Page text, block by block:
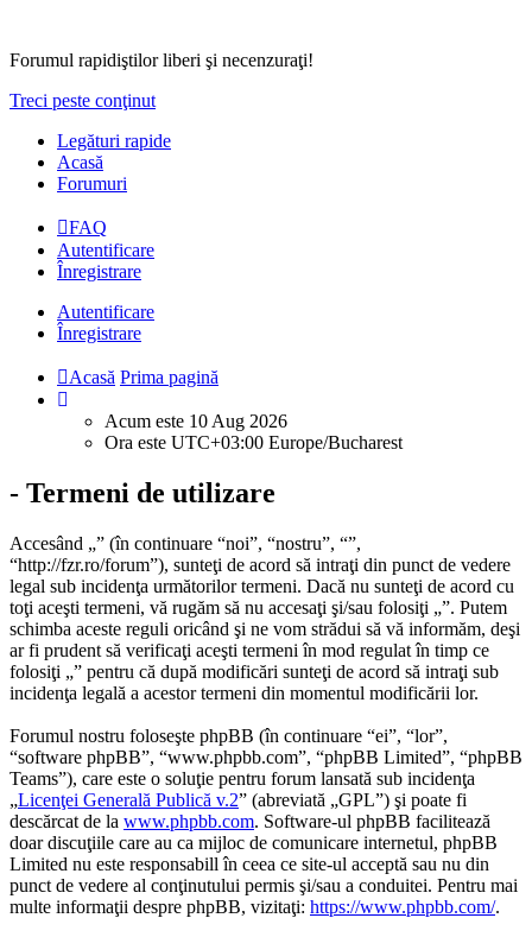
Forumul rapidiştilor liberi şi necenzuraţi!
Treci peste conţinut
Legături rapide
Acasă
Forumuri
FAQ
Autentificare
Înregistrare
Autentificare
Înregistrare
Acasă Prima pagină
Acum este 10 Aug 2026
Ora este UTC+03:00 Europe/Bucharest
- Termeni de utilizare
Accesând „” (în continuare “noi”, “nostru”, “”,
“http://fzr.ro/forum”), sunteţi de acord să intraţi din punct de vedere
legal sub incidenţa următorilor termeni. Dacă nu sunteţi de acord cu
toţi aceşti termeni, vă rugăm să nu accesaţi şi/sau folosiţi „”. Putem
schimba aceste reguli oricând şi ne vom strădui să vă informăm, deşi
ar fi prudent să verificaţi aceşti termeni în mod regulat în timp ce
folosiţi „” pentru că după modificări sunteţi de acord să intraţi sub
incidenţa legală a acestor termeni din momentul modificării lor.
Forumul nostru foloseşte phpBB (în continuare “ei”, “lor”,
“software phpBB”, “www.phpbb.com”, “phpBB Limited”, “phpBB
Teams”), care este o soluţie pentru forum lansată sub incidenţa
„Licenţei Generală Publică v.2” (abreviată „GPL”) şi poate fi
descărcat de la www.phpbb.com. Software-ul phpBB facilitează
doar discuţiile care au ca mijloc de comunicare internetul, phpBB
Limited nu este responsabill în ceea ce site-ul acceptă sau nu din
punct de vedere al conţinutului permis şi/sau a conduitei. Pentru mai
multe informaţii despre phpBB, vizitaţi: https://www.phpbb.com/.